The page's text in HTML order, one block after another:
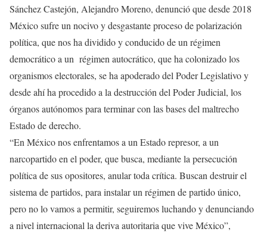
Sánchez Castejón, Alejandro Moreno, denunció que desde 2018
México sufre un nocivo y desgastante proceso de polarización
política, que nos ha dividido y conducido de un régimen
democrático a un régimen autocrático, que ha colonizado los
organismos electorales, se ha apoderado del Poder Legislativo y
desde ahí ha procedido a la destrucción del Poder Judicial, los
órganos autónomos para terminar con las bases del maltrecho
Estado de derecho.
“En México nos enfrentamos a un Estado represor, a un
narcopartido en el poder, que busca, mediante la persecución
política de sus opositores, anular toda crítica. Buscan destruir el
sistema de partidos, para instalar un régimen de partido único,
pero no lo vamos a permitir, seguiremos luchando y denunciando
a nivel internacional la deriva autoritaria que vive México”,